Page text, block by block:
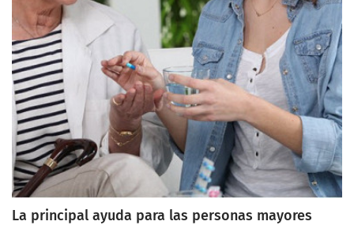
La principal ayuda para las personas mayores